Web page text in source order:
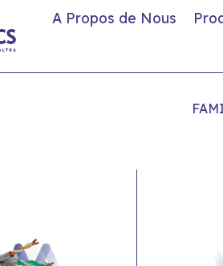
A Propos de Nous